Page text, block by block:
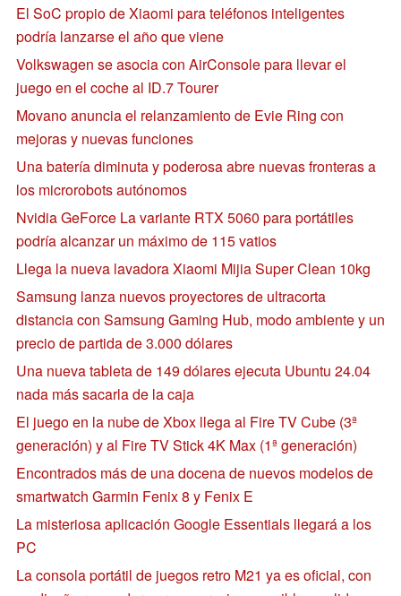
El SoC propio de Xiaomi para teléfonos inteligentes
podría lanzarse el año que viene
Volkswagen se asocia con AirConsole para llevar el
juego en el coche al ID.7 Tourer
Movano anuncia el relanzamiento de Evie Ring con
mejoras y nuevas funciones
Una batería diminuta y poderosa abre nuevas fronteras a
los microrobots autónomos
Nvidia GeForce La variante RTX 5060 para portátiles
podría alcanzar un máximo de 115 vatios
Llega la nueva lavadora Xiaomi Mijia Super Clean 10kg
Samsung lanza nuevos proyectores de ultracorta
distancia con Samsung Gaming Hub, modo ambiente y un
precio de partida de 3.000 dólares
Una nueva tableta de 149 dólares ejecuta Ubuntu 24.04
nada más sacarla de la caja
El juego en la nube de Xbox llega al Fire TV Cube (3ª
generación) y al Fire TV Stick 4K Max (1ª generación)
Encontrados más de una docena de nuevos modelos de
smartwatch Garmin Fenix 8 y Fenix E
La misteriosa aplicación Google Essentials llegará a los
PC
La consola portátil de juegos retro M21 ya es oficial, con